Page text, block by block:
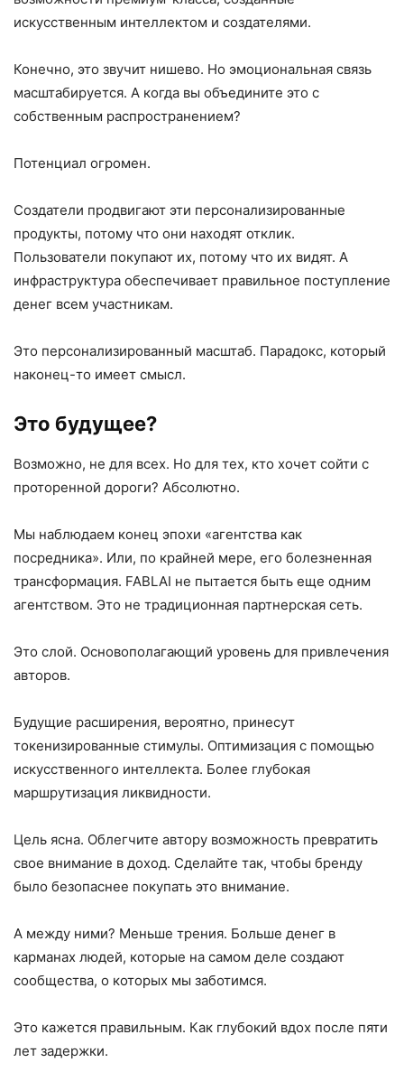
искусственным интеллектом и создателями.
Конечно, это звучит нишево. Но эмоциональная связь
масштабируется. А когда вы объедините это с
собственным распространением?
Потенциал огромен.
Создатели продвигают эти персонализированные
продукты, потому что они находят отклик.
Пользователи покупают их, потому что их видят. А
инфраструктура обеспечивает правильное поступление
денег всем участникам.
Это персонализированный масштаб. Парадокс, который
наконец-то имеет смысл.
Это будущее?
Возможно, не для всех. Но для тех, кто хочет сойти с
проторенной дороги? Абсолютно.
Мы наблюдаем конец эпохи «агентства как
посредника». Или, по крайней мере, его болезненная
трансформация. FABLAI не пытается быть еще одним
агентством. Это не традиционная партнерская сеть.
Это слой. Основополагающий уровень для привлечения
авторов.
Будущие расширения, вероятно, принесут
токенизированные стимулы. Оптимизация с помощью
искусственного интеллекта. Более глубокая
маршрутизация ликвидности.
Цель ясна. Облегчите автору возможность превратить
свое внимание в доход. Сделайте так, чтобы бренду
было безопаснее покупать это внимание.
А между ними? Меньше трения. Больше денег в
карманах людей, которые на самом деле создают
сообщества, о которых мы заботимся.
Это кажется правильным. Как глубокий вдох после пяти
лет задержки.